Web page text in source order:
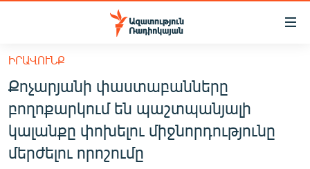
Մատչելիության
հիմնական
բովանդակությանը
հիմնական
մենյուին
Որոնում
ՀԱՅԱՍՏԱՆ
ՔԱՂԱՔԱԿԱՆ
ԸՆՏՐՈՒԹՅՈՒՆՆԵՐ 2026
ԻՐԱՎՈՒՆՔ
Քոչարյանի փաստաբանները
բողոքարկում են պաշտպանյալի
կալանքը փոխելու միջնորդությունը
մերժելու որոշումը